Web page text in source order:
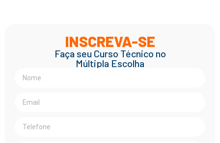
INSCREVA-SE
Faça seu Curso Técnico no
Múltipla Escolha